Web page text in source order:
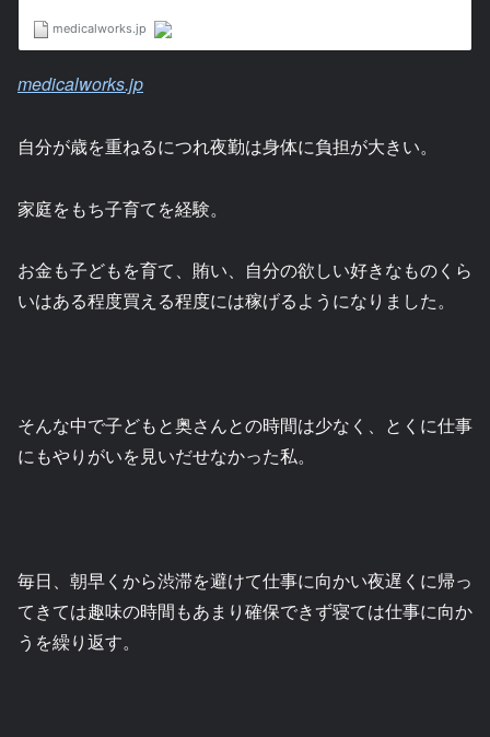
medicalworks.jp
自分が歳を重ねるにつれ夜勤は身体に負担が大きい。
家庭をもち子育てを経験。
お金も子どもを育て、賄い、自分の欲しい好きなものくら
いはある程度買える程度には稼げるようになりました。
そんな中で子どもと奥さんとの時間は少なく、とくに仕事
にもやりがいを見いだせなかった私。
毎日、朝早くから渋滞を避けて仕事に向かい夜遅くに帰っ
てきては趣味の時間もあまり確保できず寝ては仕事に向か
うを繰り返す。